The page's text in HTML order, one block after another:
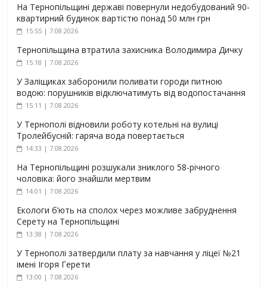
На Тернопільщині державі повернули недобудований 90-
квартирний будинок вартістю понад 50 млн грн
15:55 | 7.08.2026
Тернопільщина втратила захисника Володимира Дичку
15:18 | 7.08.2026
У Заліщиках заборонили поливати городи питною
водою: порушників відключатимуть від водопостачання
15:11 | 7.08.2026
У Тернополі відновили роботу котельні на вулиці
Тролейбусній: гаряча вода повертається
14:33 | 7.08.2026
На Тернопільщині розшукали зниклого 58-річного
чоловіка: його знайшли мертвим
14:01 | 7.08.2026
Екологи б’ють на сполох через можливе забруднення
Серету на Тернопільщині
13:38 | 7.08.2026
У Тернополі затвердили плату за навчання у ліцеї №21
імені Ігоря Герети
13:00 | 7.08.2026